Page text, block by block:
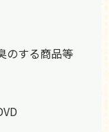
のする商品等